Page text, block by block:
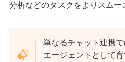
分析などのタスクをよりスムー
単なるチャット連携
エージェントとして育